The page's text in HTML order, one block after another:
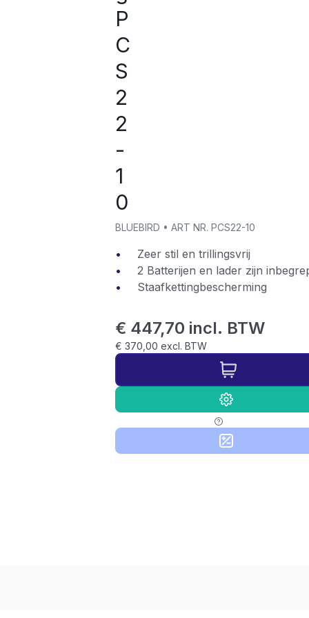
P
C
S
2
2
-
1
0
BLUEBIRD •ART NR. PCS22-10
Zeer stil en trillingsvrij
2 Batterijen en lader zijn
Staafkettingbescherming
€ 447,70 incl. BTW
€ 370,00 excl. BTW